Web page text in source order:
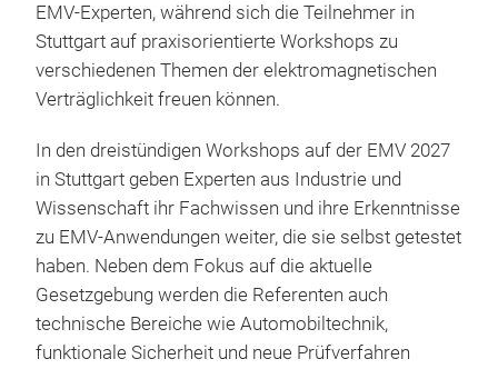
EMV-Experten, während sich die Teilnehmer in
Stuttgart auf praxisorientierte Workshops zu
verschiedenen Themen der elektromagnetischen
Verträglichkeit freuen können.
In den dreistündigen Workshops auf der EMV 2027
in Stuttgart geben Experten aus Industrie und
Wissenschaft ihr Fachwissen und ihre Erkenntnisse
zu EMV-Anwendungen weiter, die sie selbst getestet
haben. Neben dem Fokus auf die aktuelle
Gesetzgebung werden die Referenten auch
technische Bereiche wie Automobiltechnik,
funktionale Sicherheit und neue Prüfverfahren